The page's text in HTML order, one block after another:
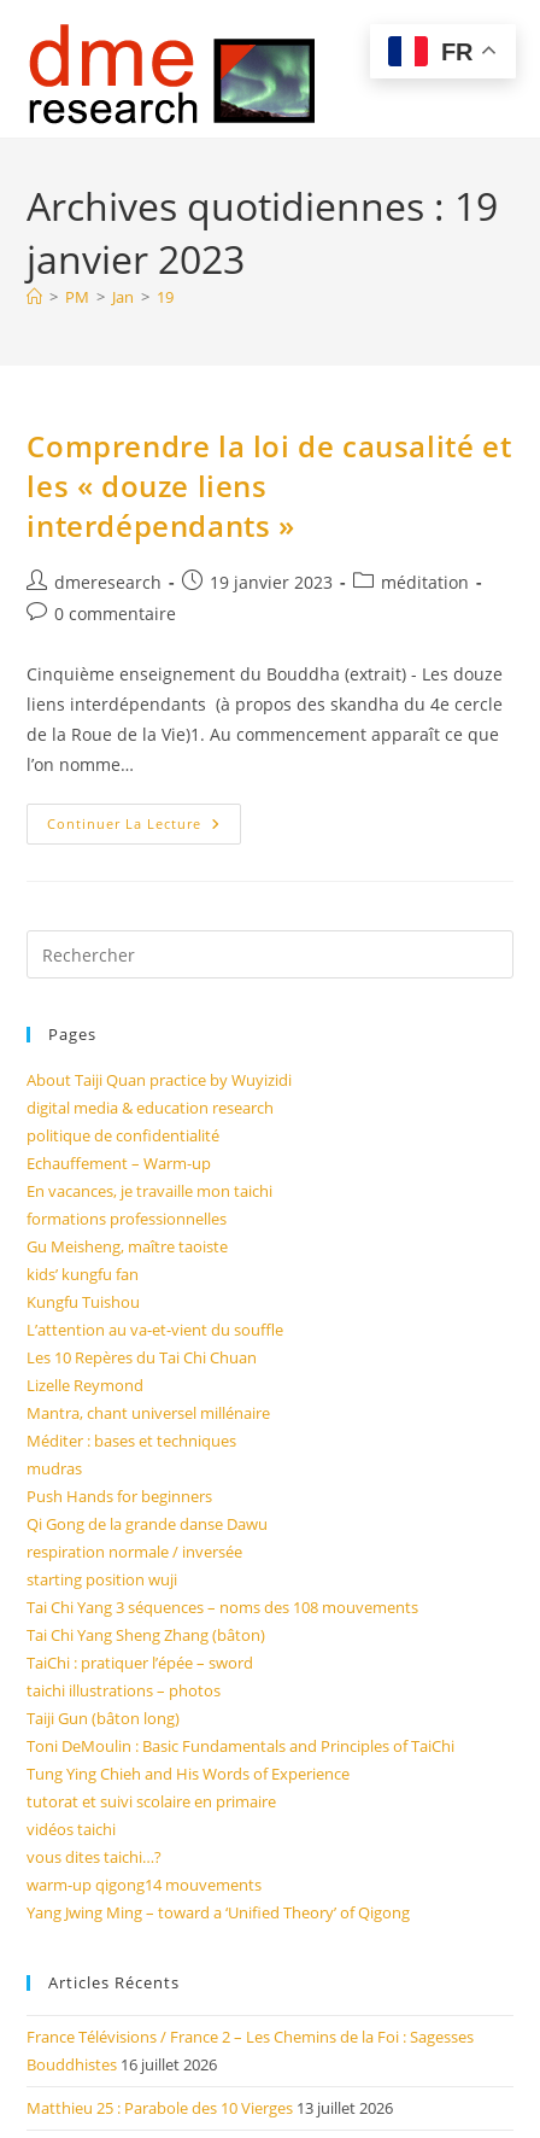
content
Menu
Archives quotidiennes : 19
janvier 2023
> PM > Jan > 19
Comprendre la loi de causalité et
les « douze liens
interdépendants »
Auteur/autrice
de
dmeresearch
Publication
19 janvier 2023
Postméditation
Commentaires
la
publication :
0 commentaire
Cinquième enseignement du Bouddha (extrait) - Les douze
liens interdépendants (à propos des skandha du 4e cercle
de la Roue de la Vie)1. Au commencement apparaît ce que
l’on nomme…
Continuer La Lecture Comprendre
La
Les
Interdépendants »
Pages
About Taiji Quan practice by Wuyizidi
digital media & education research
politique de confidentialité
Echauffement – Warm-up
En vacances, je travaille mon taichi
formations professionnelles
Gu Meisheng, maître taoiste
kids’ kungfu fan
Kungfu Tuishou
L’attention au va-et-vient du souffle
Les 10 Repères du Tai Chi Chuan
Lizelle Reymond
Mantra, chant universel millénaire
Méditer : bases et techniques
mudras
Push Hands for beginners
Qi Gong de la grande danse Dawu
respiration normale / inversée
starting position wuji
Tai Chi Yang 3 séquences – noms des 108 mouvements
Tai Chi Yang Sheng Zhang (bâton)
TaiChi : pratiquer l’épée – sword
taichi illustrations – photos
Taiji Gun (bâton long)
Toni DeMoulin : Basic Fundamentals and Principles of TaiChi
Tung Ying Chieh and His Words of Experience
tutorat et suivi scolaire en primaire
vidéos taichi
vous dites taichi…?
warm-up qigong14 mouvements
Yang Jwing Ming – toward a ‘Unified Theory’ of Qigong
Articles Récents
France Télévisions / France 2 – Les Chemins de la Foi : Sagesses
Bouddhistes 16 juillet 2026
Matthieu 25 : Parabole des 10 Vierges 13 juillet 2026
FR